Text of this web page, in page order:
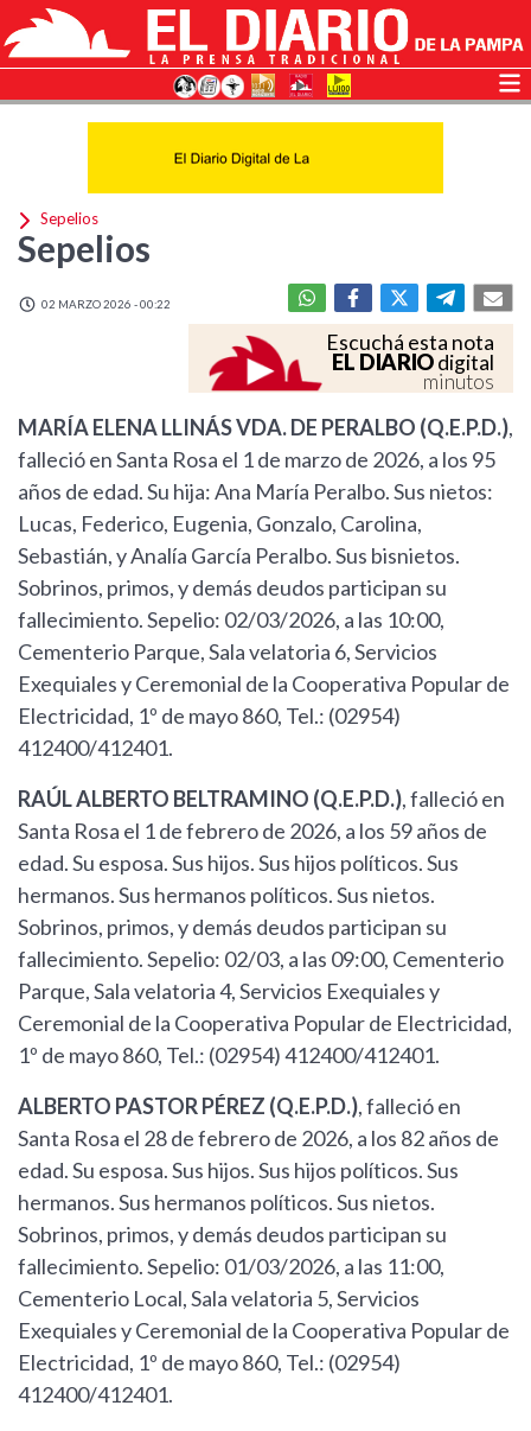
Sepelios
Sepelios
02 MARZO 2026 - 00:22
Escuchá esta nota
EL DIARIOdigital
minutos
MARÍA ELENA LLINÁS VDA. DE PERALBO (Q.E.P.D.),
falleció en Santa Rosa el 1 de marzo de 2026, a los 95
años de edad. Su hija: Ana María Peralbo. Sus nietos:
Lucas, Federico, Eugenia, Gonzalo, Carolina,
Sebastián, y Analía García Peralbo. Sus bisnietos.
Sobrinos, primos, y demás deudos participan su
fallecimiento. Sepelio: 02/03/2026, a las 10:00,
Cementerio Parque, Sala velatoria 6, Servicios
Exequiales y Ceremonial de la Cooperativa Popular de
Electricidad, 1º de mayo 860, Tel.: (02954)
412400/412401.
RAÚL ALBERTO BELTRAMINO (Q.E.P.D.), falleció en
Santa Rosa el 1 de febrero de 2026, a los 59 años de
edad. Su esposa. Sus hijos. Sus hijos políticos. Sus
hermanos. Sus hermanos políticos. Sus nietos.
Sobrinos, primos, y demás deudos participan su
fallecimiento. Sepelio: 02/03, a las 09:00, Cementerio
Parque, Sala velatoria 4, Servicios Exequiales y
Ceremonial de la Cooperativa Popular de Electricidad,
1º de mayo 860, Tel.: (02954) 412400/412401.
ALBERTO PASTOR PÉREZ (Q.E.P.D.), falleció en
Santa Rosa el 28 de febrero de 2026, a los 82 años de
edad. Su esposa. Sus hijos. Sus hijos políticos. Sus
hermanos. Sus hermanos políticos. Sus nietos.
Sobrinos, primos, y demás deudos participan su
fallecimiento. Sepelio: 01/03/2026, a las 11:00,
Cementerio Local, Sala velatoria 5, Servicios
Exequiales y Ceremonial de la Cooperativa Popular de
Electricidad, 1º de mayo 860, Tel.: (02954)
412400/412401.